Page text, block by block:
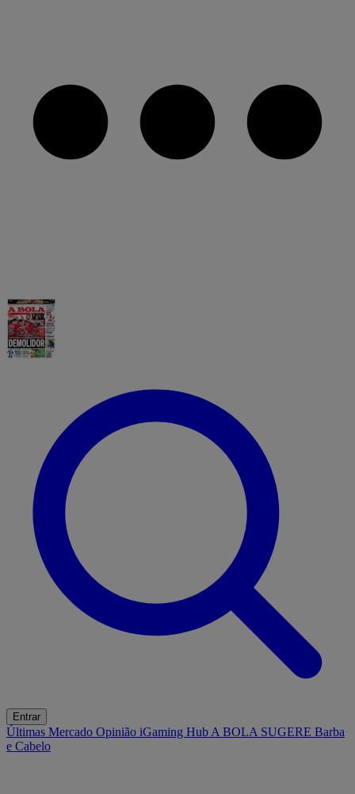
Entrar
Últimas Mercado Opinião iGaming Hub A BOLA SUGERE Barba
e Cabelo